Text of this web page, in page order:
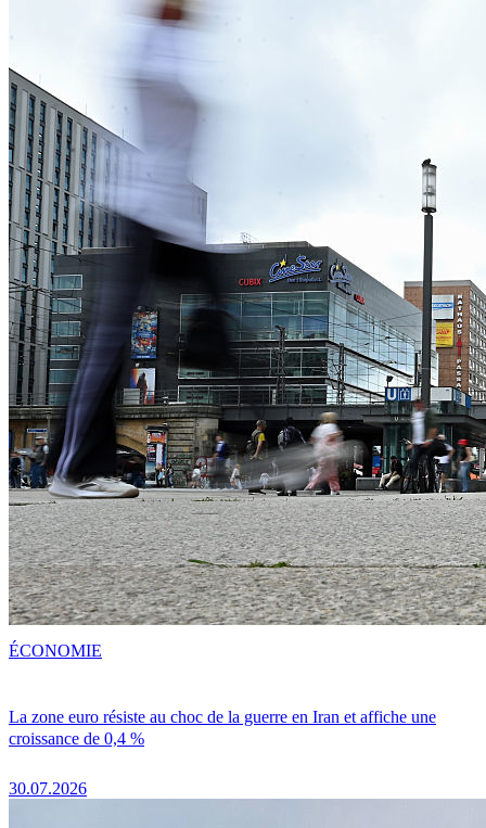
La zone euro résiste au choc de la guerre en Iran et affiche une
croissance de 0,4 %
30.07.2026
ÉCONOMIE